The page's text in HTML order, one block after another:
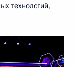
технологий,